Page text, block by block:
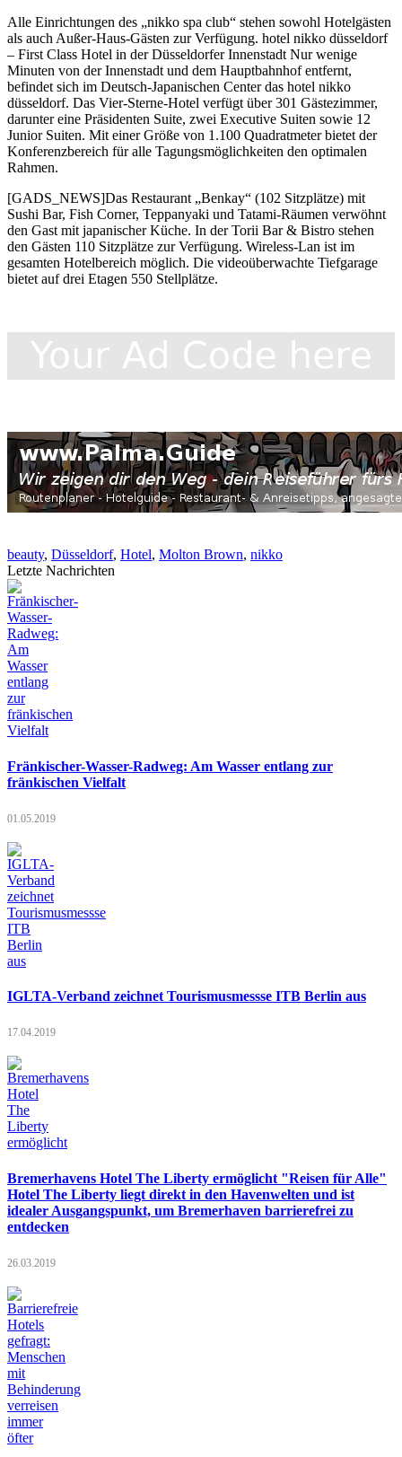
Alle Einrichtungen des „nikko spa club“ stehen sowohl Hotelgästen
als auch Außer-Haus-Gästen zur Verfügung. hotel nikko düsseldorf
– First Class Hotel in der Düsseldorfer Innenstadt Nur wenige
Minuten von der Innenstadt und dem Hauptbahnhof entfernt,
befindet sich im Deutsch-Japanischen Center das hotel nikko
düsseldorf. Das Vier-Sterne-Hotel verfügt über 301 Gästezimmer,
darunter eine Präsidenten Suite, zwei Executive Suiten sowie 12
Junior Suiten. Mit einer Größe von 1.100 Quadratmeter bietet der
Konferenzbereich für alle Tagungsmöglichkeiten den optimalen
Rahmen.
[GADS_NEWS]Das Restaurant „Benkay“ (102 Sitzplätze) mit
Sushi Bar, Fish Corner, Teppanyaki und Tatami-Räumen verwöhnt
den Gast mit japanischer Küche. In der Torii Bar & Bistro stehen
den Gästen 110 Sitzplätze zur Verfügung. Wireless-Lan ist im
gesamten Hotelbereich möglich. Die videoüberwachte Tiefgarage
bietet auf drei Etagen 550 Stellplätze.
beauty, Düsseldorf, Hotel, Molton Brown, nikko
Letzte Nachrichten
Fränkischer-Wasser-Radweg: Am Wasser entlang zur
fränkischen Vielfalt
01.05.2019
IGLTA-Verband zeichnet Tourismusmessse ITB Berlin aus
17.04.2019
Bremerhavens Hotel The Liberty ermöglicht "Reisen für Alle"
Hotel The Liberty liegt direkt in den Havenwelten und ist
idealer Ausgangspunkt, um Bremerhaven barrierefrei zu
entdecken
26.03.2019